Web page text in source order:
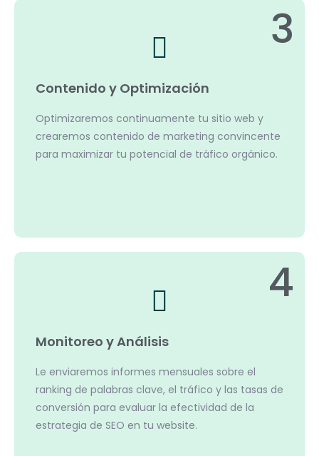
Contenido y Optimización
Optimizaremos continuamente tu sitio web y
crearemos contenido de marketing convincente
para maximizar tu potencial de tráfico orgánico.
3
Monitoreo y Análisis
Le enviaremos informes mensuales sobre el
ranking de palabras clave, el tráfico y las tasas de
conversión para evaluar la efectividad de la
estrategia de SEO en tu website.
4